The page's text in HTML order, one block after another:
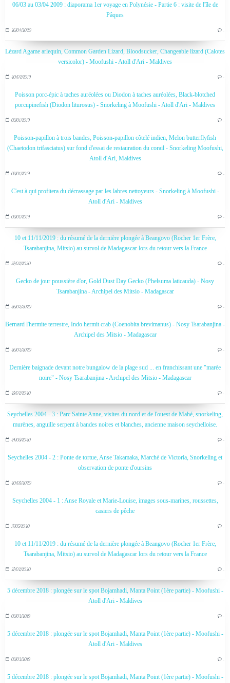
06/03 au 03/04 2009 : diaporama 1er voyage en Polynésie - Partie 6 : visite de l'île de
Pâques
26/04/2020 …
Lézard Agame arlequin, Common Garden Lizard, Bloodsucker, Changeable lizard (Calotes
versicolor) - Moofushi - Atoll d'Ari - Maldives
20/02/2019 …
Poisson porc-épic à taches auréolées ou Diodon à taches auréolées, Black-blotched
porcupinefish (Diodon liturosus) - Snorkeling à Moofushi - Atoll d'Ari - Maldives
03/01/2019 …
Poisson-papillon à trois bandes, Poisson-papillon côtelé indien, Melon butterflyfish
(Chaetodon trifasciatus) sur fond d'essai de restauration du corail - Snorkeling Moofushi,
Atoll d'Ari, Maldives
03/01/2019 …
C'est à qui profitera du décrassage par les labres nettoyeurs - Snorkeling à Moofushi -
Atoll d'Ari - Maldives
03/01/2019 …
10 et 11/11/2019 : du résumé de la dernière plongée à Beangovo (Rocher 1er Frère,
Tsarabanjina, Mitsio) au survol de Madagascar lors du retour vers la France
27/02/2020 …
Gecko de jour poussière d'or, Gold Dust Day Gecko (Phelsuma laticauda) - Nosy
Tsarabanjina - Archipel des Mitsio - Madagascar
26/02/2020 …
Bernard l'hermite terrestre, Indo hermit crab (Coenobita brevimanus) - Nosy Tsarabanjina -
Archipel des Mitsio - Madagascar
26/02/2020 …
Dernière baignade devant notre bungalow de la plage sud ... en franchissant une "marée
noire" - Nosy Tsarabanjina - Archipel des Mitsio - Madagascar
25/02/2020 …
Seychelles 2004 - 3 : Parc Sainte Anne, visites du nord et de l'ouest de Mahé, snorkeling,
murènes, anguille serpent à bandes noires et blanches, ancienne maison seychelloise.
24/05/2020 …
Seychelles 2004 - 2 : Ponte de tortue, Anse Takamaka, Marché de Victoria, Snorkeling et
observation de ponte d'oursins
20/05/2020 …
Seychelles 2004 - 1 : Anse Royale et Marie-Louise, images sous-marines, roussettes,
casiers de pêche
17/05/2020 …
10 et 11/11/2019 : du résumé de la dernière plongée à Beangovo (Rocher 1er Frère,
Tsarabanjina, Mitsio) au survol de Madagascar lors du retour vers la France
27/02/2020 …
5 décembre 2018 : plongée sur le spot Bojamhadi, Manta Point (1ère partie) - Moofushi -
Atoll d'Ari - Maldives
03/02/2019 …
5 décembre 2018 : plongée sur le spot Bojamhadi, Manta Point (1ère partie) - Moofushi -
Atoll d'Ari - Maldives
03/02/2019 …
5 décembre 2018 : plongée sur le spot Bojamhadi, Manta Point (1ère partie) - Moofushi -